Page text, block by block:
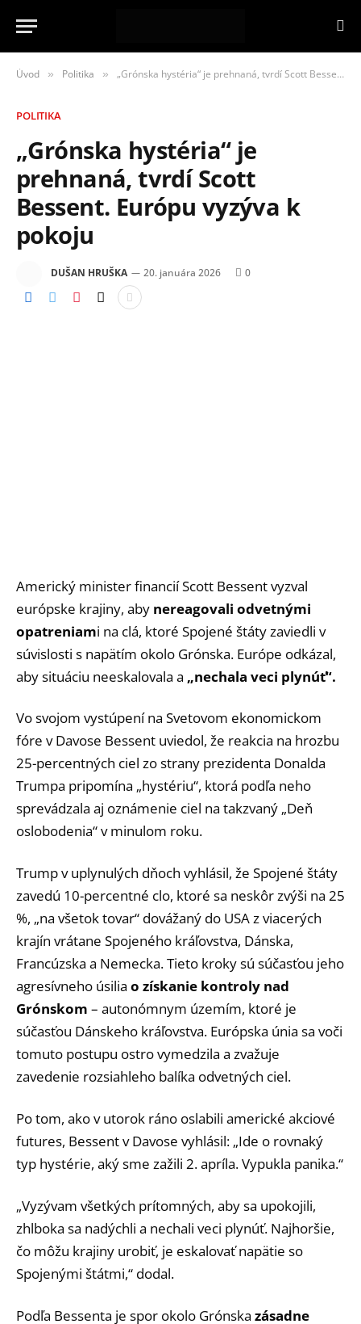
Úvod » Politika » „Grónska hystéria“ je prehnaná, tvrdí Scott Bessent. Európu vyzýva k pokoju
POLITIKA
„Grónska hystéria“ je
prehnaná, tvrdí Scott
Bessent. Európu vyzýva k
pokoju
DUŠAN HRUŠKA 20. januára 2026 0
Americký minister financií Scott Bessent vyzval
európske krajiny, aby nereagovali odvetnými
opatreniami na clá, ktoré Spojené štáty zaviedli v
súvislosti s napätím okolo Grónska. Európe odkázal,
aby situáciu neeskalovala a „nechala veci plynúť“.
Vo svojom vystúpení na Svetovom ekonomickom
fóre v Davose Bessent uviedol, že reakcia na hrozbu
25-percentných ciel zo strany prezidenta Donalda
Trumpa pripomína „hystériu“, ktorá podľa neho
sprevádzala aj oznámenie ciel na takzvaný „Deň
oslobodenia“ v minulom roku.
Trump v uplynulých dňoch vyhlásil, že Spojené štáty
zavedú 10-percentné clo, ktoré sa neskôr zvýši na 25
%, „na všetok tovar“ dovážaný do USA z viacerých
krajín vrátane Spojeného kráľovstva, Dánska,
Francúzska a Nemecka. Tieto kroky sú súčasťou jeho
agresívneho úsilia o získanie kontroly nad
Grónskom – autonómnym územím, ktoré je
súčasťou Dánskeho kráľovstva. Európska únia sa voči
tomuto postupu ostro vymedzila a zvažuje
zavedenie rozsiahleho balíka odvetných ciel.
Po tom, ako v utorok ráno oslabili americké akciové
futures, Bessent v Davose vyhlásil: „Ide o rovnaký
typ hystérie, aký sme zažili 2. apríla. Vypukla panika.“
„Vyzývam všetkých prítomných, aby sa upokojili,
zhlboka sa nadýchli a nechali veci plynúť. Najhoršie,
čo môžu krajiny urobiť, je eskalovať napätie so
Spojenými štátmi,“ dodal.
Podľa Bessenta je spor okolo Grónska zásadne